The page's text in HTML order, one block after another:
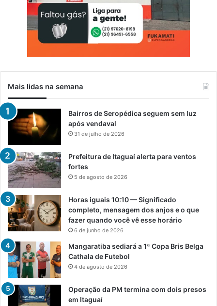
Mais lidas na semana
Bairros de Seropédica seguem sem luz
após vendaval
31 de julho de 2026
Prefeitura de Itaguaí alerta para ventos
fortes
5 de agosto de 2026
Horas iguais 10:10 — Significado
completo, mensagem dos anjos e o que
fazer quando você vê esse horário
6 de junho de 2026
Mangaratiba sediará a 1ª Copa Bris Belga
Cathala de Futebol
4 de agosto de 2026
Operação da PM termina com dois presos
em Itaguaí